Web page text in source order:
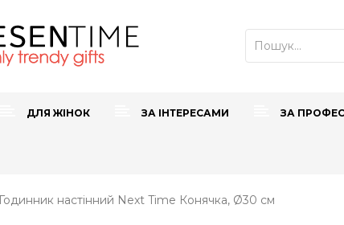
ДЛЯ ЖІНОК ЗА ІНТЕРЕСАМИ ЗА
Годинник настінний Next Time Конячка, Ø30 см